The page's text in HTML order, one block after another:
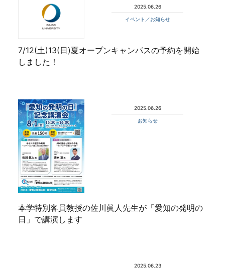
2025.06.26
イベント／お知らせ
7/12(土)13(日)夏オープンキャンパスの予約を開始
しました！
2025.06.26
お知らせ
本学特別客員教授の佐川眞人先生が「愛知の発明の
日」で講演します
2025.06.23